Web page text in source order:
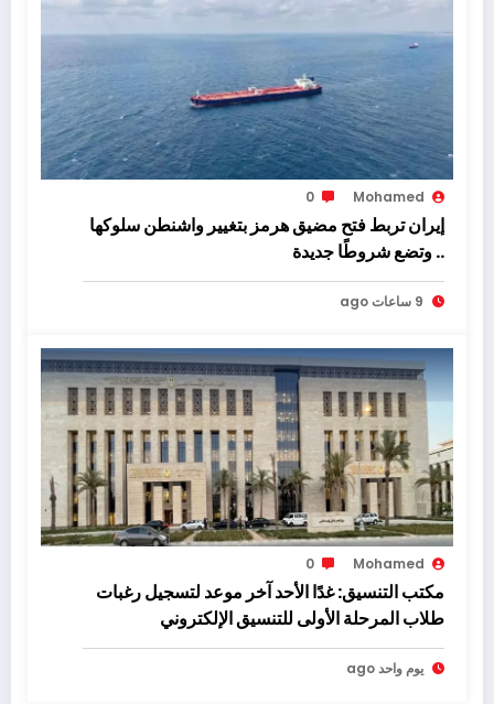
Mohamed
0
إيران تربط فتح مضيق هرمز بتغيير واشنطن سلوكها
.. وتضع شروطًا جديدة
9 ساعات ago
Mohamed
0
مكتب التنسيق: غدًا الأحد آخر موعد لتسجيل رغبات
طلاب المرحلة الأولى للتنسيق الإلكتروني
يوم واحد ago